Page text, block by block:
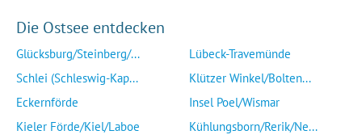
Die Ostsee entdecken
Glücksburg/Steinberg/...
Schlei (Schleswig-Kap...
Eckernförde
Kieler Förde/Kiel/Laboe
Lübeck-Travemünde
Klützer Winkel/Bolten...
Insel Poel/Wismar
Kühlungsborn/Rerik/Ne...